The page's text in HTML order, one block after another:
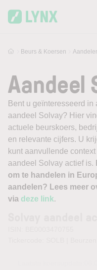
Beurs & Koersen
Aandeel
Bent u geïnteresseerd
aandeel Solvay? Hier
actuele beurskoers,
en relevante cijfers. U
kunt aanvullende
aandeel Solvay actief is.
om te handelen in
aandelen? Lees meer
via deze link.